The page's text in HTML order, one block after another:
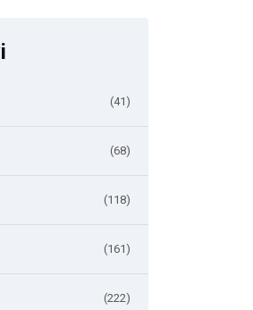
(41)
(68)
(118)
(161)
(222)